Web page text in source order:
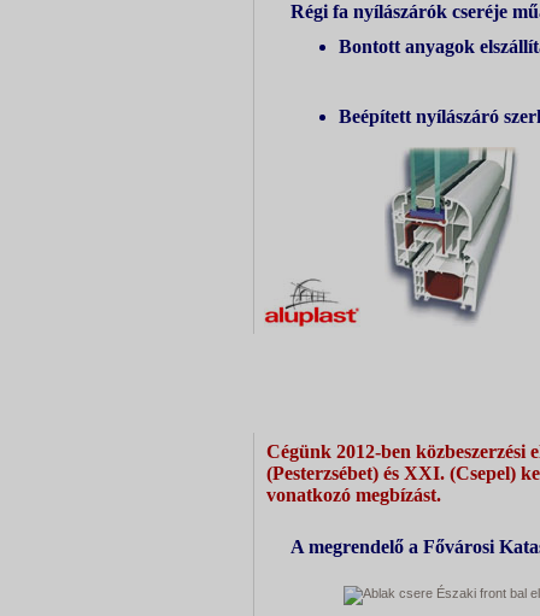
Régi fa nyílászárók cseréje
Bontott anyagok
Beépített nyílászáró
Cégünk 2012-ben
(Pesterzsébet) és XXI. (Csepel)
vonatkozó megbízást.
A megrendelő a Fővárosi